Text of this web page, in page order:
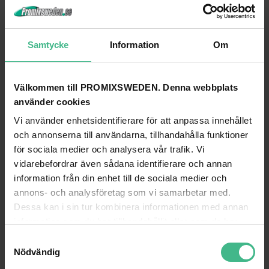
Samtycke Information Om
Välkommen till PROMIXSWEDEN. Denna webbplats
använder cookies
Vi använder enhetsidentifierare för att anpassa innehållet
och annonserna till användarna, tillhandahålla funktioner
för sociala medier och analysera vår trafik. Vi
vidarebefordrar även sådana identifierare och annan
information från din enhet till de sociala medier och
annons- och analysföretag som vi samarbetar med.
Dessa kan i sin tur kombinera informationen med annan
Nödvändig
ROADINGER FLIGHTCASE 4X PAR-56 SPOT LONG
Roadinger Flightcase 4x PAR-56 plats lång
4 507 kr
GÅ TILL PRODUKT
ROADINGER FLIGHTCASE 4X PAR-64 SPOT
Roadinger Flightcase 4x PAR-64
4 671 kr
GÅ TILL PRODUKT
ANDRA KUNDER KÖPTE OCKSÅ